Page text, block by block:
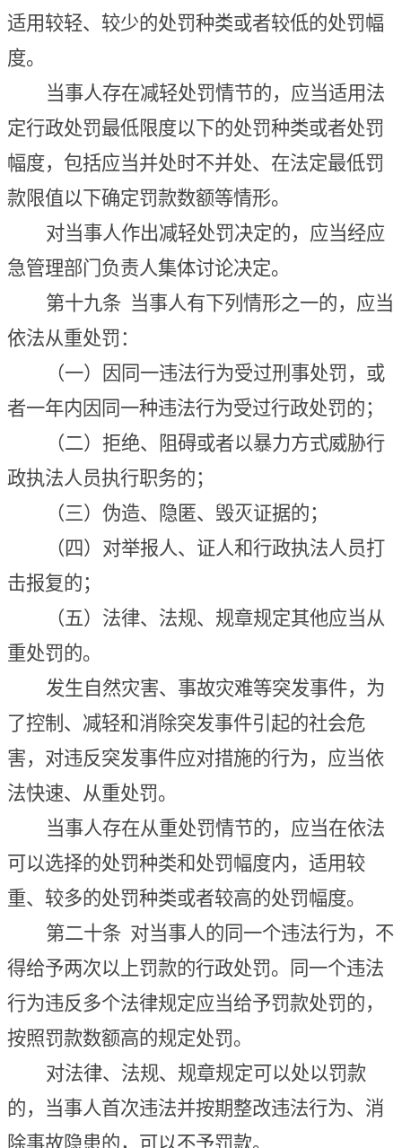
适用较轻、较少的处罚种类或者较低的处罚幅
度。
当事人存在减轻处罚情节的，应当适用法
定行政处罚最低限度以下的处罚种类或者处罚
幅度，包括应当并处时不并处、在法定最低罚
款限值以下确定罚款数额等情形。
对当事人作出减轻处罚决定的， 应当经应
急管理部门负责人集体讨论决定。
第十九条 当事人有下列情形之一的，应当
依法从重处罚：
（一）
因 同一违法行为受过刑事处罚，或
者一年内因同一种违法行为受过行政处罚的；
（二）拒绝、阻碍或者以暴力方式威胁行
政执法人员执行职务的；
（三）伪造、隐匿、毁灭证据的；
（四）对举报人、证人和行政执法人员打
击报复的；
（五）法律、法规、规章规定其他应当从
重处罚的。
发生自然灾害、事故灾难等突发事件，为
了控制、减轻和消除突发事件引起的社会危
害，对违反突发事件应对措施的行为，应当依
法快速、从重处罚。
当事人存在从重处罚情节的， 应当在依法
可以选择的处罚种类和处罚幅度内， 适用较
重、较多的处罚种类或者较高的处罚幅度。
第二十条对当事人的同一个违法行为，不
得给予两次以上罚款的行政处罚。同一个违法
行为违反多个法律规定应当给予罚款处罚的，
按照罚款数额高的规定处罚。
对法律、法规、规章规定可以处以罚款
的，当事人首次违法并按期整改违法行为、消
除事故隐患的，可以不予罚款。